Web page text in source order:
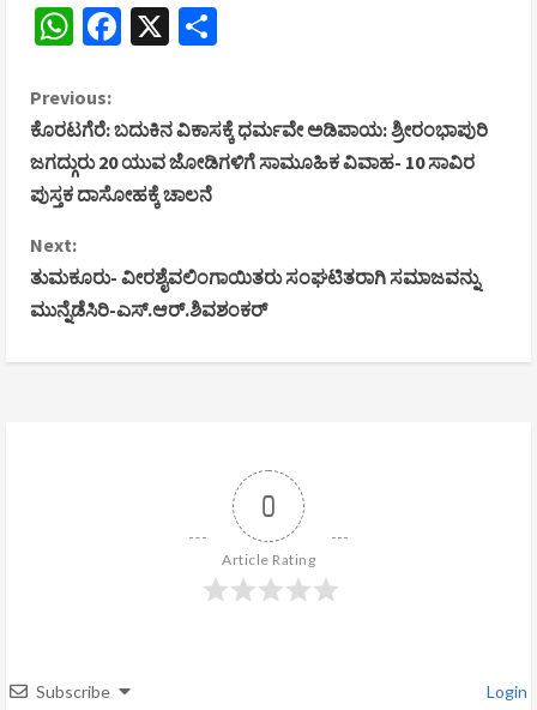
WhatsApp
Facebook
X
C
o
n
t
i
n
Previous:
ಕೊರಟಗೆರೆ: ಬದುಕಿನ ವಿಕಾಸಕ್ಕೆ ಧರ್ಮವೇ ಅಡಿಪಾಯ: ಶ್ರೀರಂಭಾಪುರಿ
ಜಗದ್ಗುರು 20 ಯುವ ಜೋಡಿಗಳಿಗೆ ಸಾಮೂಹಿಕ ವಿವಾಹ- 10 ಸಾವಿರ
ಪುಸ್ತಕ ದಾಸೋಹಕ್ಕೆ ಚಾಲನೆ
Next:
ತುಮಕೂರು- ವೀರಶೈವಲಿಂಗಾಯಿತರು ಸಂಘಟಿತರಾಗಿ ಸಮಾಜವನ್ನು
ಮುನ್ನೆಡೆಸಿರಿ-ಎಸ್.ಆರ್.ಶಿವಶಂಕರ್
0
Article Rating
Subscribe Login